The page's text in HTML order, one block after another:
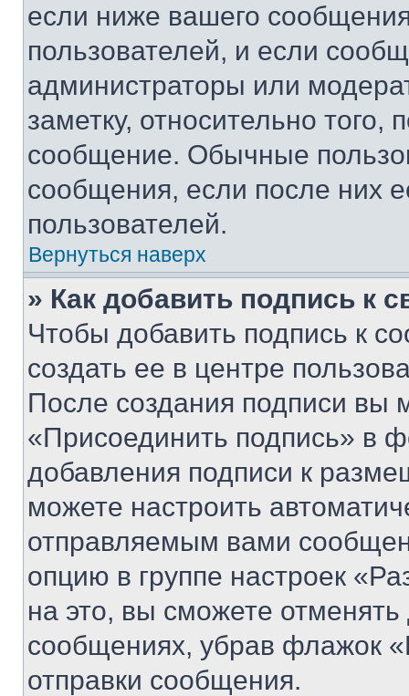
если ниже вашего
пользователей, и если
администраторы или
заметку, относительно
сообщение. Обычные
сообщения, если после них
пользователей.
Вернуться наверх
» Как добавить подпись к
Чтобы добавить подпись к
создать ее в центре
После создания подписи вы
«Присоединить подпись» в
добавления подписи к
можете настроить
отправляемым вами
опцию в группе настроек
на это, вы сможете
сообщениях, убрав флажок
отправки сообщения.